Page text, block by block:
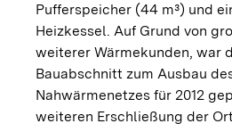
Pufferspeicher (44 m³) und
Heizkessel. Auf Grund von
weiterer Wärmekunden, war
Bauabschnitt zum Ausbau
Nahwärmenetzes für 2012
weiteren Erschließung der